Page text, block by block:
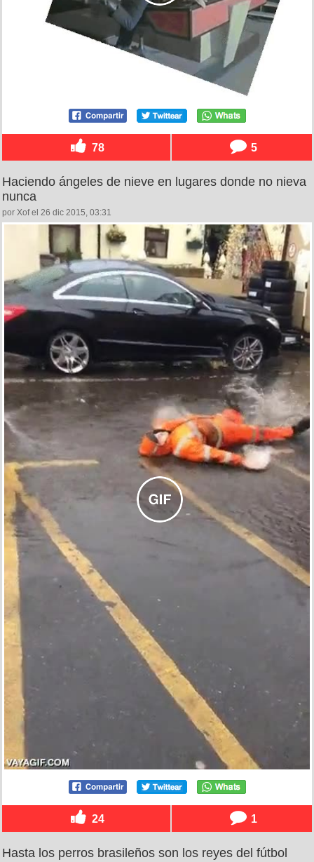
78 5
Haciendo ángeles de nieve en lugares donde no nieva
nunca
por Xof el 26 dic 2015, 03:31
24 1
Hasta los perros brasileños son los reyes del fútbol